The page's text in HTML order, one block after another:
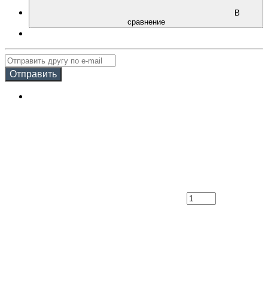
В
сравнение
Отправить